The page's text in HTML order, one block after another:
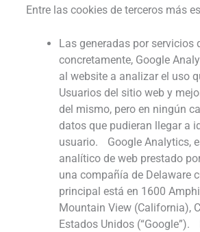
Entre las cookies de terceros más
Las generadas por servicios
concretamente, Google
al website a analizar el uso
Usuarios del sitio web y
del mismo, pero en ningún
datos que pudieran llegar a
usuario. Google Analytics,
analítico de web prestado
una compañía de Delaware
principal está en 1600
Mountain View (California),
Estados Unidos (“Google”).